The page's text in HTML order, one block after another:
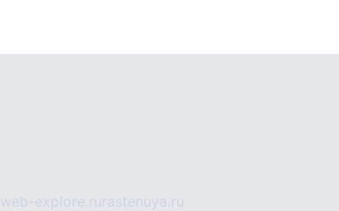
web-explore.ru rastenuya.ru